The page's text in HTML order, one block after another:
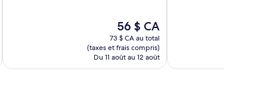
Le
prix
est
de
56 $ CA
56 $ CA
73 $ CA au total
(taxes et frais compris)
Du 11 août au 12 août